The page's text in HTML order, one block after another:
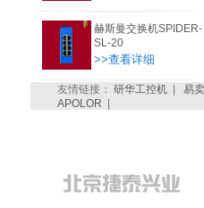
赫斯曼交换机SPIDER-
SL-20
>>查看详细
友情链接： 研华工控机| 易
APOLOR